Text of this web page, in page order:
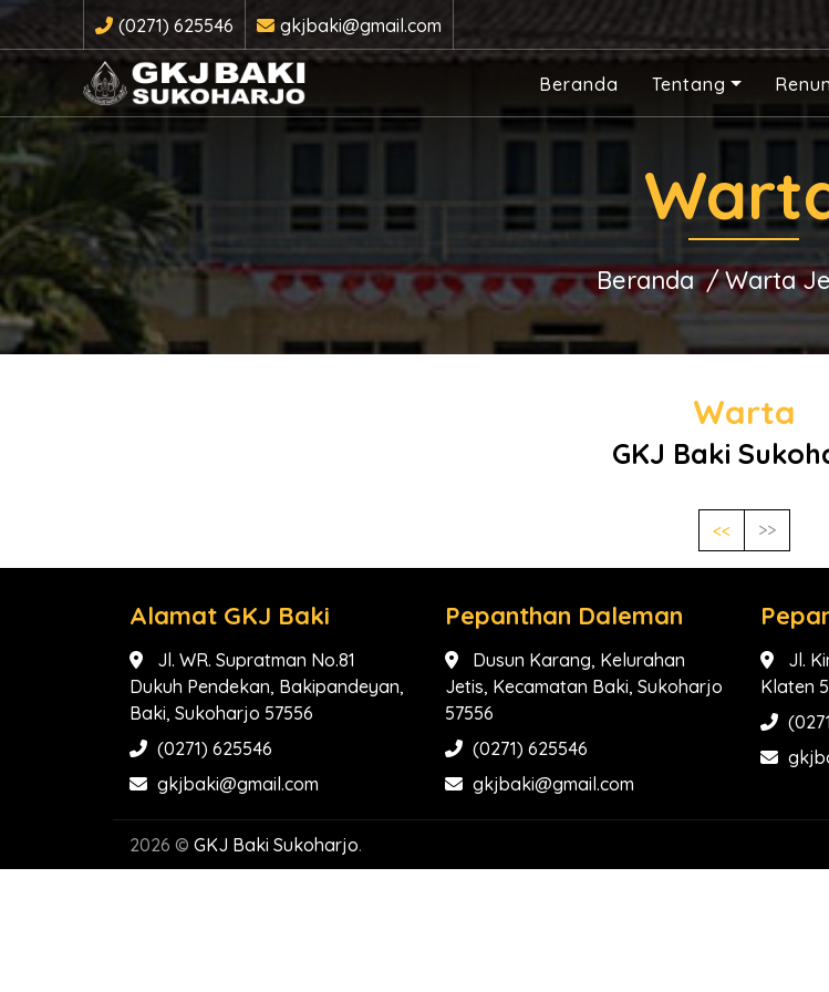
(0271) 625546 gkjbaki@gmail.com
Beranda Tentang
Beranda Warta
Warta
GKJ Baki
<< >>
Alamat GKJ Baki
Jl. WR. Supratman No.81
Dukuh Pendekan, Bakipandeyan,
Baki, Sukoharjo 57556
(0271) 625546
gkjbaki@gmail.com
Pepanthan Daleman
Dusun Karang, Kelurahan
Jetis, Kecamatan Baki, Sukoharjo
57556
(0271) 625546
gkjbaki@gmail.com
Jl.
Klaten
2026 © GKJ Baki Sukoharjo.